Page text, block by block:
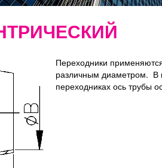
Переходники
различным диаметром. В
переходниках ось трубы